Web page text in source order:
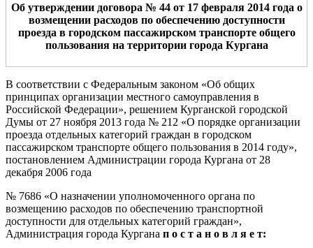
Об утверждении договора № 44 от 17 февраля 2014года о
возмещении расходов по обеспечению доступности
проезда в городском пассажирском транспорте общего
пользования на территории города Кургана
В соответствии с Федеральным законом «Об общих
принципах организации местного самоуправления в
Российской Федерации», решением Курганской городской
Думы от 27 ноября 2013 года № 212 «О порядке организации
проезда отдельных категорий граждан в городском
пассажирском транспорте общего пользования в 2014 году»,
постановлением Администрации города Кургана от 28
декабря 2006 года
№ 7686 «О назначении уполномоченного органа по
возмещению расходов по обеспечению транспортной
доступности для отдельных категорий граждан»,
Администрация города Кургана п о с т а н о в л я е т: